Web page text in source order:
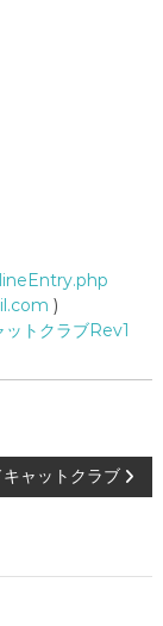
)
トクラブRev1
ャットクラブ